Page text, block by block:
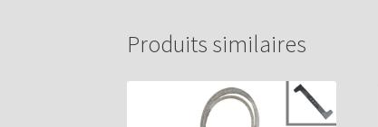
Produits similaires